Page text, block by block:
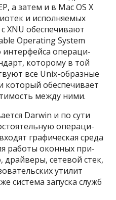
а затем и в Mac OS X
и исполня­емых
XNU обес­печива­ют
Operating System
интерфей­са опе­раци­
которо­му в той
все Unix-образные
который обес­печива­ет
меж­ду ними.
Darwin и по сути
опе­раци­
гра­фичес­кая сре­да
работы окон­ных при­
сетевой стек,
ути­лит
сис­тема запус­ка служб